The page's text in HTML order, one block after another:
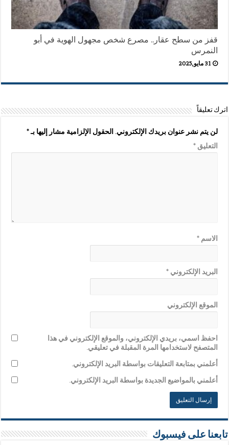
قفز من سطح عقار.. مصرع شخص مجهول الهوية في أبو
النمرس
31 مايو,2025
اترك تعليقاً
لن يتم نشر عنوان بريدك الإلكتروني. الحقول الإلزامية مشار إليها بـ*
التعليق*
الاسم*
البريد الإلكتروني*
الموقع الإلكتروني
احفظ اسمي، بريدي الإلكتروني، والموقع الإلكتروني في هذا
المتصفح لاستخدامها المرة المقبلة في تعليقي.
أعلمني بمتابعة التعليقات بواسطة البريد الإلكتروني.
أعلمني بالمواضيع الجديدة بواسطة البريد الإلكتروني.
تابعنا على فيسبوك